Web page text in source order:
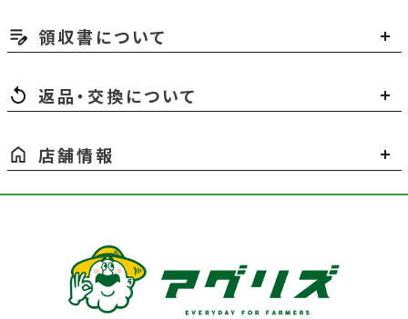
領収書について
返品・交換について
店舗情報